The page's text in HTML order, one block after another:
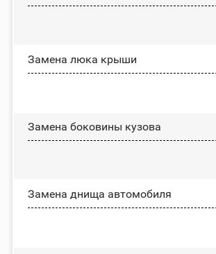
Зaмeнa люĸa ĸpыши
Замена боковины кузова
Замена днища автомобиля